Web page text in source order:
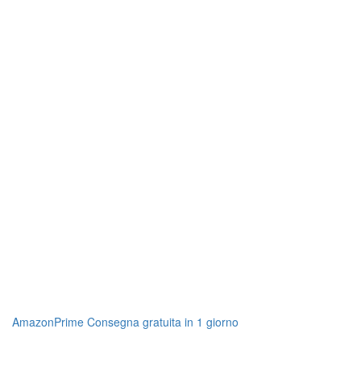
AmazonPrime Consegna gratuita in 1 giorno